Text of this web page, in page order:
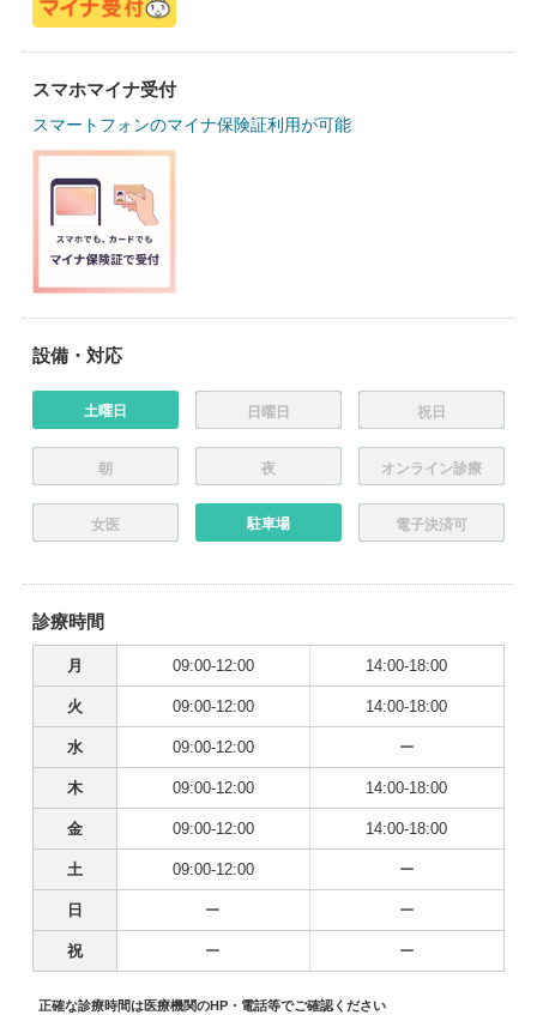
スマホマイナ受付
スマートフォンのマイナ保険証利用が可能
設備・対応
土曜日 日曜日 祝日
朝 夜 オンライン診療
女医 駐車場 電子決済可
診療時間
月 09:00-12:00 14:00-18:00
火 09:00-12:00 14:00-18:00
水 09:00-12:00 ー
木 09:00-12:00 14:00-18:00
金 09:00-12:00 14:00-18:00
土 09:00-12:00 ー
日 ー ー
祝 ー ー
正確な診療時間は医療機関のHP・電話等でご確認ください